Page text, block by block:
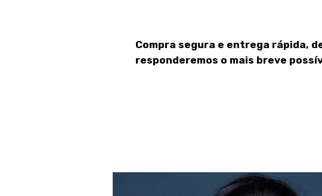
Compra segura e entrega rápida,
responderemos o mais breve